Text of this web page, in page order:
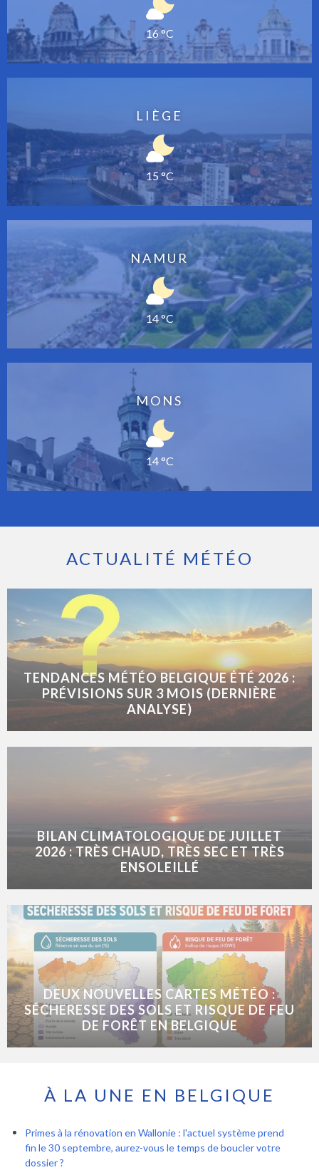
16 °C
LIÈGE
15 °C
NAMUR
14 °C
MONS
14 °C
ACTUALITÉ MÉTÉO
TENDANCES MÉTÉO BELGIQUE ÉTÉ 2026 :
PRÉVISIONS SUR 3 MOIS (DERNIÈRE
ANALYSE)
BILAN CLIMATOLOGIQUE DE JUILLET
2026 : TRÈS CHAUD, TRÈS SEC ET TRÈS
ENSOLEILLÉ
DEUX NOUVELLES CARTES MÉTÉO :
SÉCHERESSE DES SOLS ET RISQUE DE FEU
DE FORÊT EN BELGIQUE
À LA UNE EN BELGIQUE
Primes à la rénovation en Wallonie : l'actuel système prend
fin le 30 septembre, aurez-vous le temps de boucler votre
dossier ?